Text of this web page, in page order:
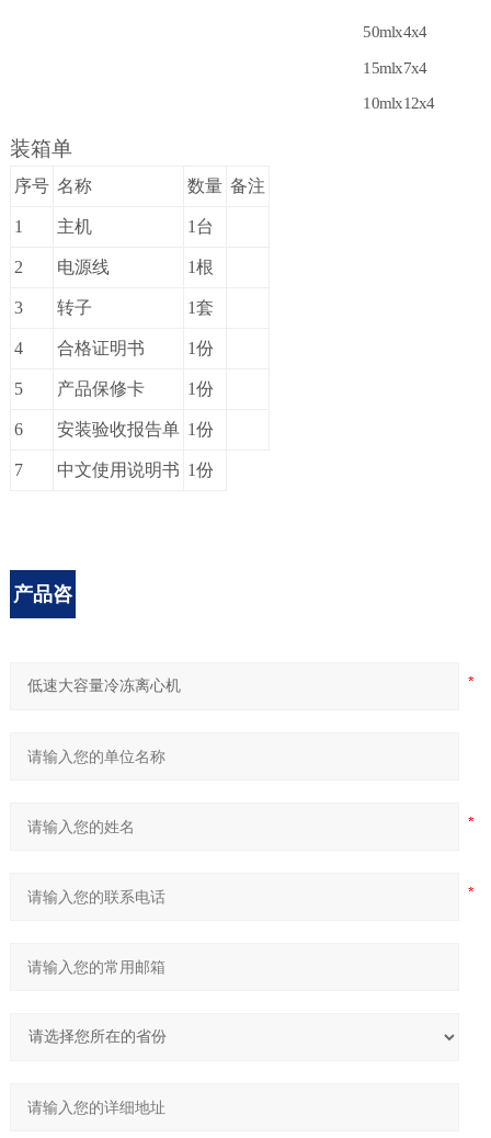
50mlx4x4
15mlx7x4
10mlx12x4
装箱单
序号 名称 数量 备注
1 主机 1 台
2 电源线 1根
3 转子 1套
4 合格证明书 1份
5 产品保修卡 1份
6 安装验收报告单 1份
7 中文使用说明书 1份
产品咨